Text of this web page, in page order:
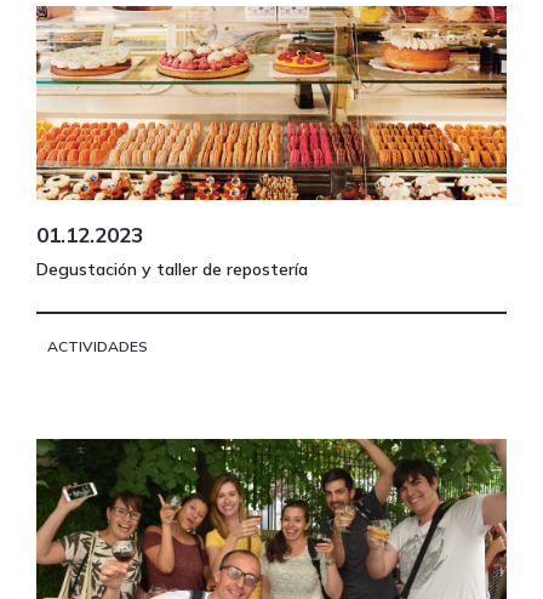
01.12.2023
Degustación y taller de repostería
ACTIVIDADES